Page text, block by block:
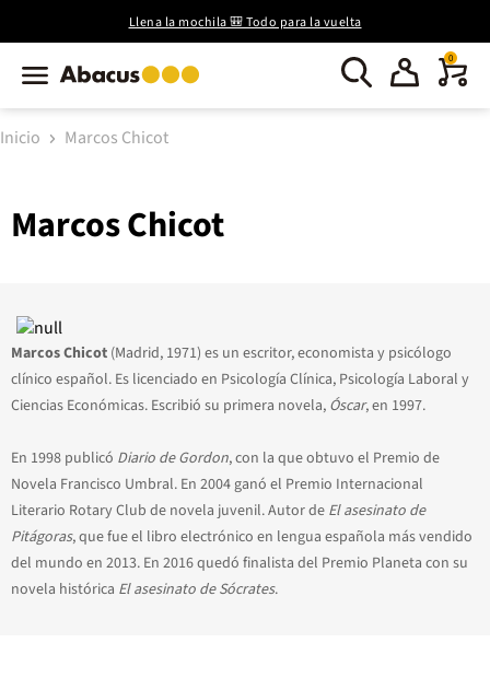
Llena la mochila 🎒 Todo para la vuelta
0
Inicio Marcos Chicot
Marcos Chicot
Marcos Chicot (Madrid, 1971) es un escritor, economista y psicólogo
clínico español. Es licenciado en Psicología Clínica, Psicología Laboral y
Ciencias Económicas. Escribió su primera novela, Óscar, en 1997.
En 1998 publicó Diario de Gordon, con la que obtuvo el Premio de
Novela Francisco Umbral. En 2004 ganó el Premio Internacional
Literario Rotary Club de novela juvenil. Autor de El asesinato de
Pitágoras, que fue el libro electrónico en lengua española más vendido
del mundo en 2013. En 2016 quedó finalista del Premio Planeta con su
novela histórica El asesinato de Sócrates.